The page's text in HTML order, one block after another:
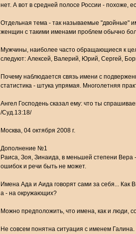
нет. А вот в средней полосе России - похоже,
Отдельная тема - так называемые "двойные"
женщин с такими именами проблем обычно
Мужчины, наиболее часто обращающиеся к
следуют: Алексей, Валерий, Юрий, Сергей,
Почему наблюдается связь имени с
статистика - штука упрямая. Многолетняя
Ангел Господень сказал ему: что ты
/Суд.13:18/
Москва, 04 октября 2008 г.
Дополнение №1
Раиса, Зоя, Зинаида, в меньшей степени
ошибок и речи быть не может.
Имена Ада и Аида говорят сами за себя... Как
а - на окружающих?
Можно предположить, что имена, как и люди,
Не совсем понятна ситуация с именем